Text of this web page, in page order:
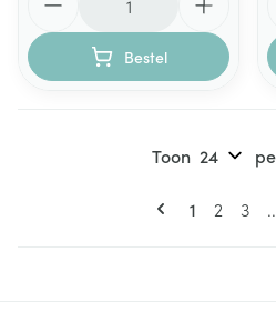
Bestel
U lees
1 Pagina
2 3
Toon